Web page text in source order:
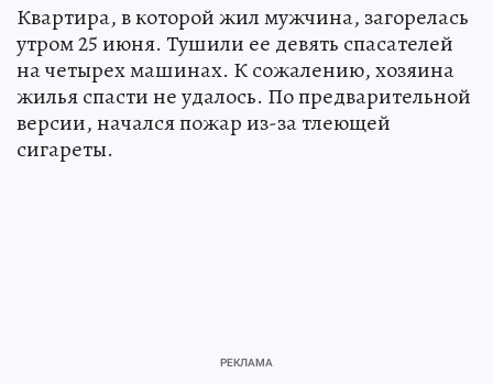
Квартира, в которой жил мужчина, загорелась
утром 25 июня. Тушили ее девять спасателей
на четырех машинах. К сожалению, хозяина
жилья спасти не удалось. По предварительной
версии, начался пожар из-за тлеющей
сигареты.